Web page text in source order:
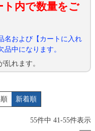
内で数量をご
名および【カートに入れ
中になります。
れます。
新着順
55件中 41-55件表示